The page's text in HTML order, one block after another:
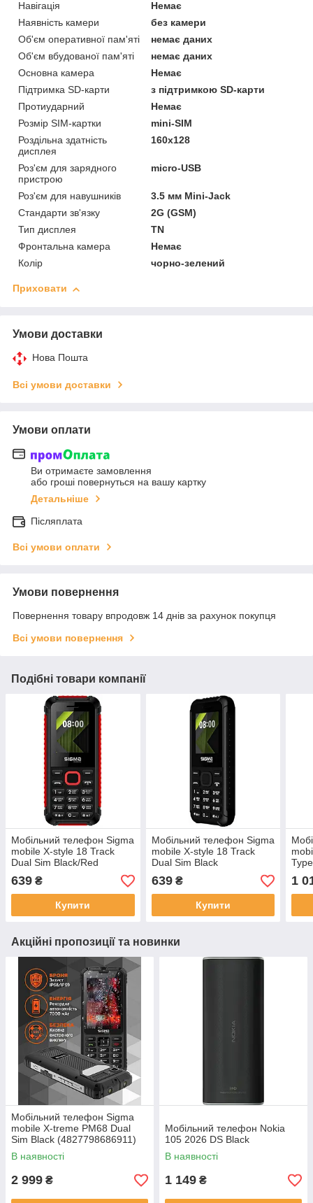
Навігація
Немає
Наявність камери
без камери
Об'єм оперативної пам'яті
немає даних
Об'єм вбудованої пам'яті
немає даних
Основна камера
Немає
Підтримка SD-карти
з підтримкою SD-карти
Протиударний
Немає
Розмір SIM-картки
mini-SIM
Роздільна здатність
дисплея
160х128
Роз'єм для зарядного
пристрою
micro-USB
Роз'єм для навушників
3.5 мм Mini-Jack
Стандарти зв'язку
2G (GSM)
Тип дисплея
TN
Фронтальна камера
Немає
Колір
чорно-зелений
Приховати
Умови доставки
Нова Пошта
Всі умови доставки
Умови оплати
Ви отримаєте замовлення
або гроші повернуться на вашу картку
Детальніше
Післяплата
Всі умови оплати
Умови повернення
Повернення товару впродовж 14 днів за рахунок покупця
Всі умови повернення
Подібні товари компанії
Мобільний телефон Sigma
mobile X-style 18 Track
Dual Sim Black/Red
639 ₴
Купити
Мобільний телефон Sigma
mobile X-style 18 Track
Dual Sim Black
639₴
Купити
1
Акційні пропозиції та новинки
Мобільний телефон Sigma
mobile X-treme PM68 Dual
Sim Black (4827798686911)
В наявності
2 999 ₴
Мобільний телефон Nokia
105 2026 DS Black
В наявності
1 149 ₴